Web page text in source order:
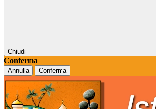
Chiudi
Conferma
Annulla Conferma